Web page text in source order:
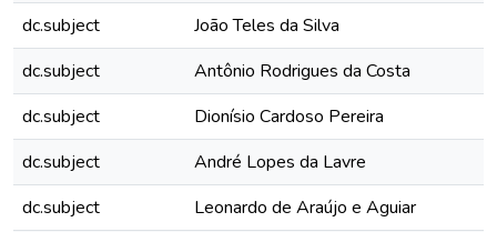
dc.subject
João Teles da Silva
dc.subject
Antônio Rodrigues da Costa
dc.subject
Dionísio Cardoso Pereira
dc.subject
André Lopes da Lavre
dc.subject
Leonardo de Araújo e Aguiar